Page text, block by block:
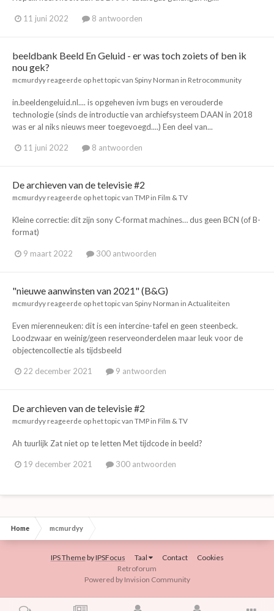
11 juni 2022 8 antwoorden
beeldbank Beeld En Geluid - er was toch zoiets of ben ik
nou gek?
mcmurdyy reageerde op het topic van Spiny Norman in Retrocommunity
in.beeldengeluid.nl.... is opgeheven ivm bugs en verouderde
technologie (sinds de introductie van archiefsysteem DAAN in 2018
was er al niks nieuws meer toegevoegd....) Een deel van...
11 juni 2022 8 antwoorden
De archieven van de televisie #2
mcmurdyy reageerde op het topic van TMP in Film & TV
Kleine correctie: dit zijn sony C-format machines… dus geen BCN (of B-
format)
9 maart 2022 300 antwoorden
"nieuwe aanwinsten van 2021" (B&G)
mcmurdyy reageerde op het topic van Spiny Norman in Actualiteiten
Even mierenneuken: dit is een intercine-tafel en geen steenbeck.
Loodzwaar en weinig/geen reserveonderdelen maar leuk voor de
objectencollectie als tijdsbeeld
22 december 2021 9 antwoorden
De archieven van de televisie #2
mcmurdyy reageerde op het topic van TMP in Film & TV
Ah tuurlijk Zat niet op te letten Met tijdcode in beeld?
19 december 2021 300 antwoorden
Home mcmurdyy
IPS ThemebyIPSFocus Taal Contact
Cookies
Retroforum
Powered by Invision Community